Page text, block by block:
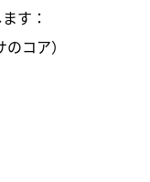
す：
コア）